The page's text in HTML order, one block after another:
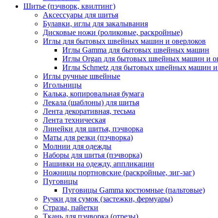
Шитье (пэчворк, квилтинг)
Аксессуары для шитья
Булавки, иглы для закалывания
Дисковые ножи (роликовые, раскройные)
Иглы для бытовых швейных машин и оверлоков
Иглы Gamma для бытовых швейных машин
Иглы Organ для бытовых швейных машин и
Иглы Schmetz для бытовых швейных машин и
Иглы ручные швейные
Игольницы
Калька, копировальная бумага
Лекала (шаблоны) для шитья
Лента декоративная, тесьма
Лента техническая
Линейки для шитья, пэчворка
Маты для резки (пэчворка)
Молнии для одежды
Наборы для шитья (пэчворка)
Нашивки на одежду, аппликации
Ножницы портновские (раскройные, зиг-заг)
Пуговицы
Пуговицы Gamma костюмные (пальтовые)
Ручки для сумок (застежки, фермуары)
Стразы, пайетки
Ткань для пэчворка (отрезы)